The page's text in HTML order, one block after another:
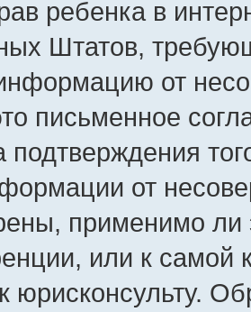
ребенка в
Штатов,
от
письменное
подтверждения
от
применимо ли
или к самой